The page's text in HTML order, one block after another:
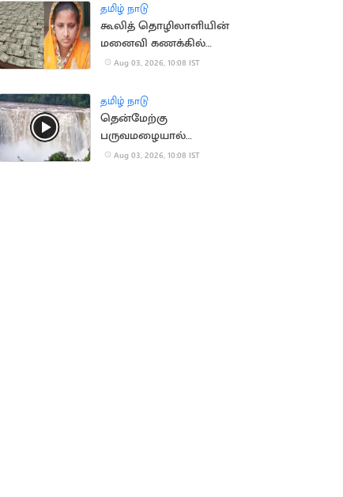
தமிழ் நாடு
கூலித் தொழிலாளியின்
மனைவி கணக்கில்
ரூ.100 கோடி வரவு:
Aug 03, 2026, 10:08 IST
தமிழ் நாடு
தென்மேற்கு
பருவமழையால்
ஆர்ப்பரித்து கொட்டும்
Aug 03, 2026, 10:08 IST